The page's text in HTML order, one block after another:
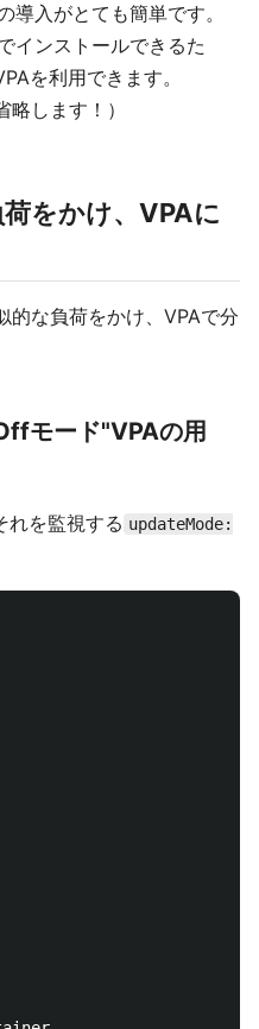
入がとても簡単です。
インストールできるた
を利用できます。
略します！）
をかけ、VPAに
的な負荷をかけ、VPAで分
モード"VPAの用
れを監視する updateMode: